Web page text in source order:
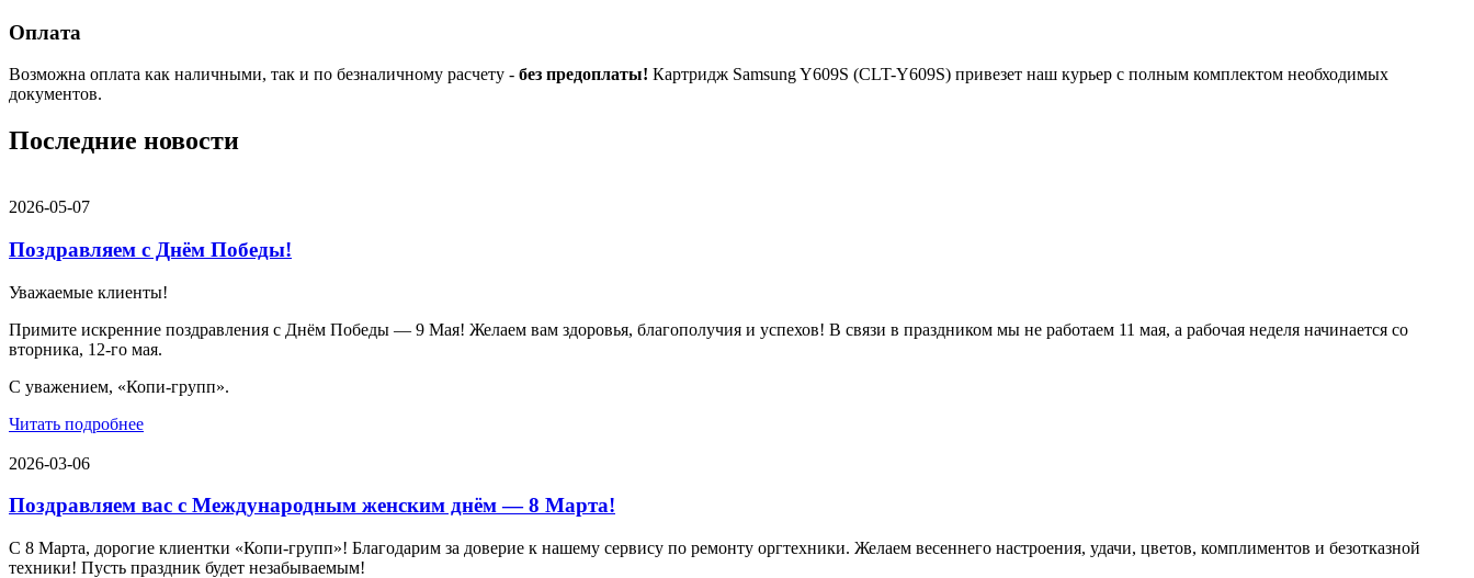
Оплата
Возможна оплата как наличными, так и по безналичному расчету - без предоплаты! Картридж Samsung Y609S (CLT-Y609S) привезет наш курьер с полным комплектом необходимых
документов.
Последние новости
2026-05-07
Поздравляем с Днём Победы!
Уважаемые клиенты!
Примите искренние поздравления с Днём Победы — 9 Мая! Желаем вам здоровья, благополучия и успехов! В связи в праздником мы не работаем 11 мая, а рабочая неделя начинается со
вторника, 12-го мая.
С уважением, «Копи-групп».
Читать подробнее
2026-03-06
Поздравляем вас с Международным женским днём — 8 Марта!
С 8 Марта, дорогие клиентки «Копи‑групп»! Благодарим за доверие к нашему сервису по ремонту оргтехники. Желаем весеннего настроения, удачи, цветов, комплиментов и безотказной
техники! Пусть праздник будет незабываемым!